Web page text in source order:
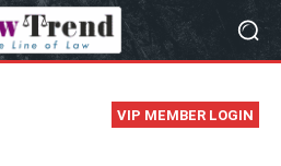
VIP MEMBER LOGIN